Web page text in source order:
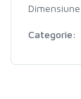
Categorie: